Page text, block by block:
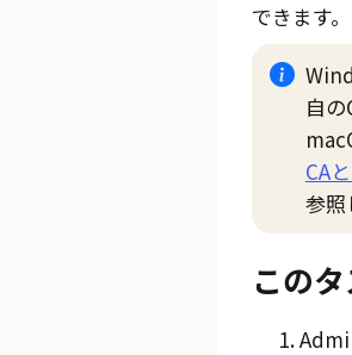
できます。
自
CA
参照
この